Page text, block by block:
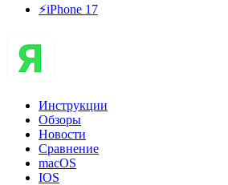
⚡️iPhone 17
Инструкции
Обзоры
Новости
Сравнение
macOS
IOS